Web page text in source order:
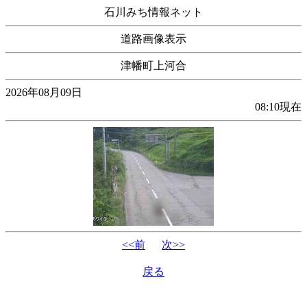
石川みち情報ネット
道路画像表示
津幡町上河合
2026年08月09日
08:10現在
<<前 次>>
戻る